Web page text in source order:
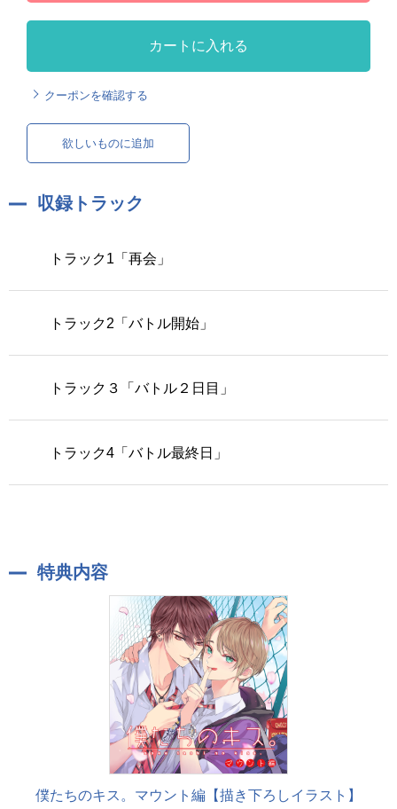
カートに入れる
クーポンを確認する
欲しいものに追加
収録トラック
トラック1「再会」
トラック2「バトル開始」
トラック３「バトル２日目」
トラック4「バトル最終日」
特典内容
僕たちのキス。マウント編【描き下ろしイラスト】